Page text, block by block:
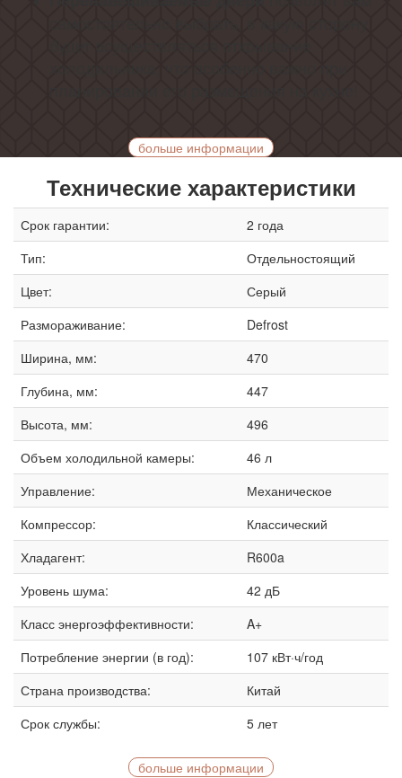
больше информации
Технические характеристики
Срок гарантии:
2 года
Тип:
Отдельностоящий
Цвет:
Серый
Размораживание:
Defrost
Ширина, мм:
470
Глубина, мм:
447
Высота, мм:
496
Объем холодильной камеры:
46 л
Управление:
Механическое
Компрессор:
Классический
Хладагент:
R600a
Уровень шума:
42 дБ
Класс энергоэффективности:
A+
Потребление энергии (в год):
107 кВт·ч/год
Страна производства:
Китай
Срок службы:
5 лет
больше информации